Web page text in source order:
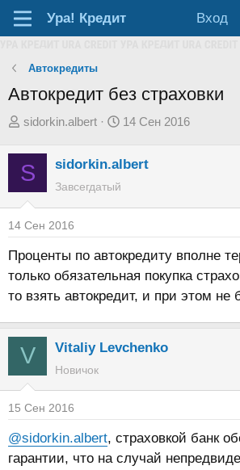
Ура! Кредит Вход
Автокредиты
Автокредит без страховки
А
о
е
м
ы
sidorkin.albert
Д
т
ч
а
л
а
14 Сен 2016
S sidorkin.albert
Завсегдатый
14 Сен 2016
Проценты по автокредиту вполне
только обязательная покупка
то взять автокредит, и при этом
V Vitaliy Levchenko
Новичок
15 Сен 2016
@sidorkin.albert, страховкой банк
гарантии, что на случай